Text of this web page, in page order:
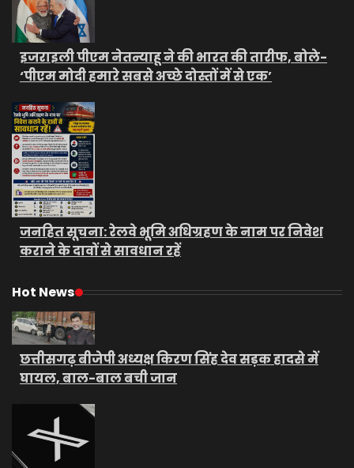
इजराइली पीएम नेतन्याहू ने की भारत की तारीफ, बोले-
‘पीएम मोदी हमारे सबसे अच्छे दोस्तों में से एक’
जनहित सूचना: रेलवे भूमि अधिग्रहण के नाम पर निवेश
कराने के दावों से सावधान रहें
Hot News
छत्तीसगढ़ बीजेपी अध्यक्ष किरण सिंह देव सड़क हादसे में
घायल, बाल-बाल बची जान